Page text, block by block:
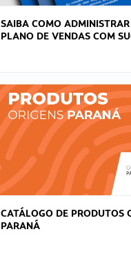
SAIBA COMO
PLANO DE VENDAS COM
CATÁLOGO DE PRODUTOS
PARANÁ